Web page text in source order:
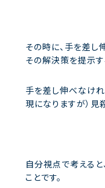
その時に、手を差し
その解決策を提示す
手を差し伸べなけ
現になりますが）見
自分視点で考える
ことです。